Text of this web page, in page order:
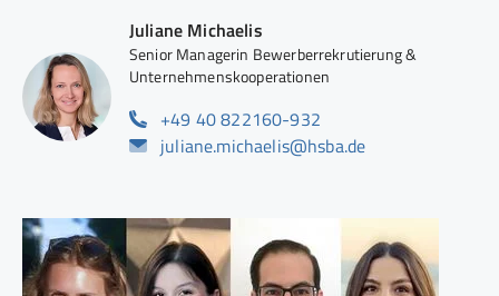
Juliane Michaelis
Senior Managerin Bewerberrekrutierung &
Unternehmenskooperationen
+49 40 822160-932
juliane.michaelis@hsba.de